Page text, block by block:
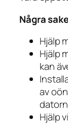
Några
Hjälp
Hjälp
kan
av
Hjälp